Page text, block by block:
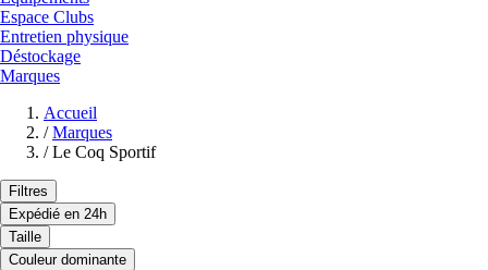
Espace Clubs
Entretien physique
Déstockage
Marques
Accueil
/ Marques
/ Le Coq Sportif
Filtres
Expédié en 24h
Taille
Couleur dominante